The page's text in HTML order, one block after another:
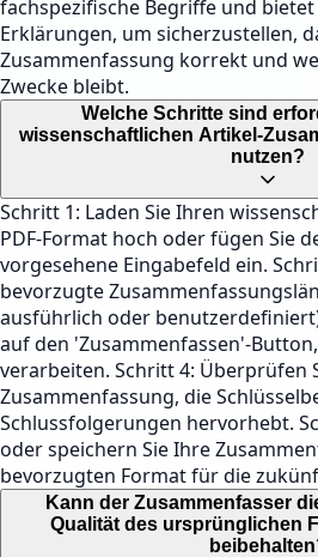
fachspezifische Begriffe und
Erklärungen, um sicherzustellen,
Zusammenfassung korrekt und
Zwecke bleibt.
Welche Schritte sind
wissenschaftlichen Artikel-
nutzen?
Schritt 1: Laden Sie Ihren
PDF-Format hoch oder fügen Sie
vorgesehene Eingabefeld ein.
bevorzugte
ausführlich oder
auf den 'Zusammenfassen'-
verarbeiten. Schritt 4: Überprüfen
Zusammenfassung, die
Schlussfolgerungen hervorhebt.
oder speichern Sie Ihre
bevorzugten Format für die
Kann der Zusammenfasser
Qualität des ursprünglichen